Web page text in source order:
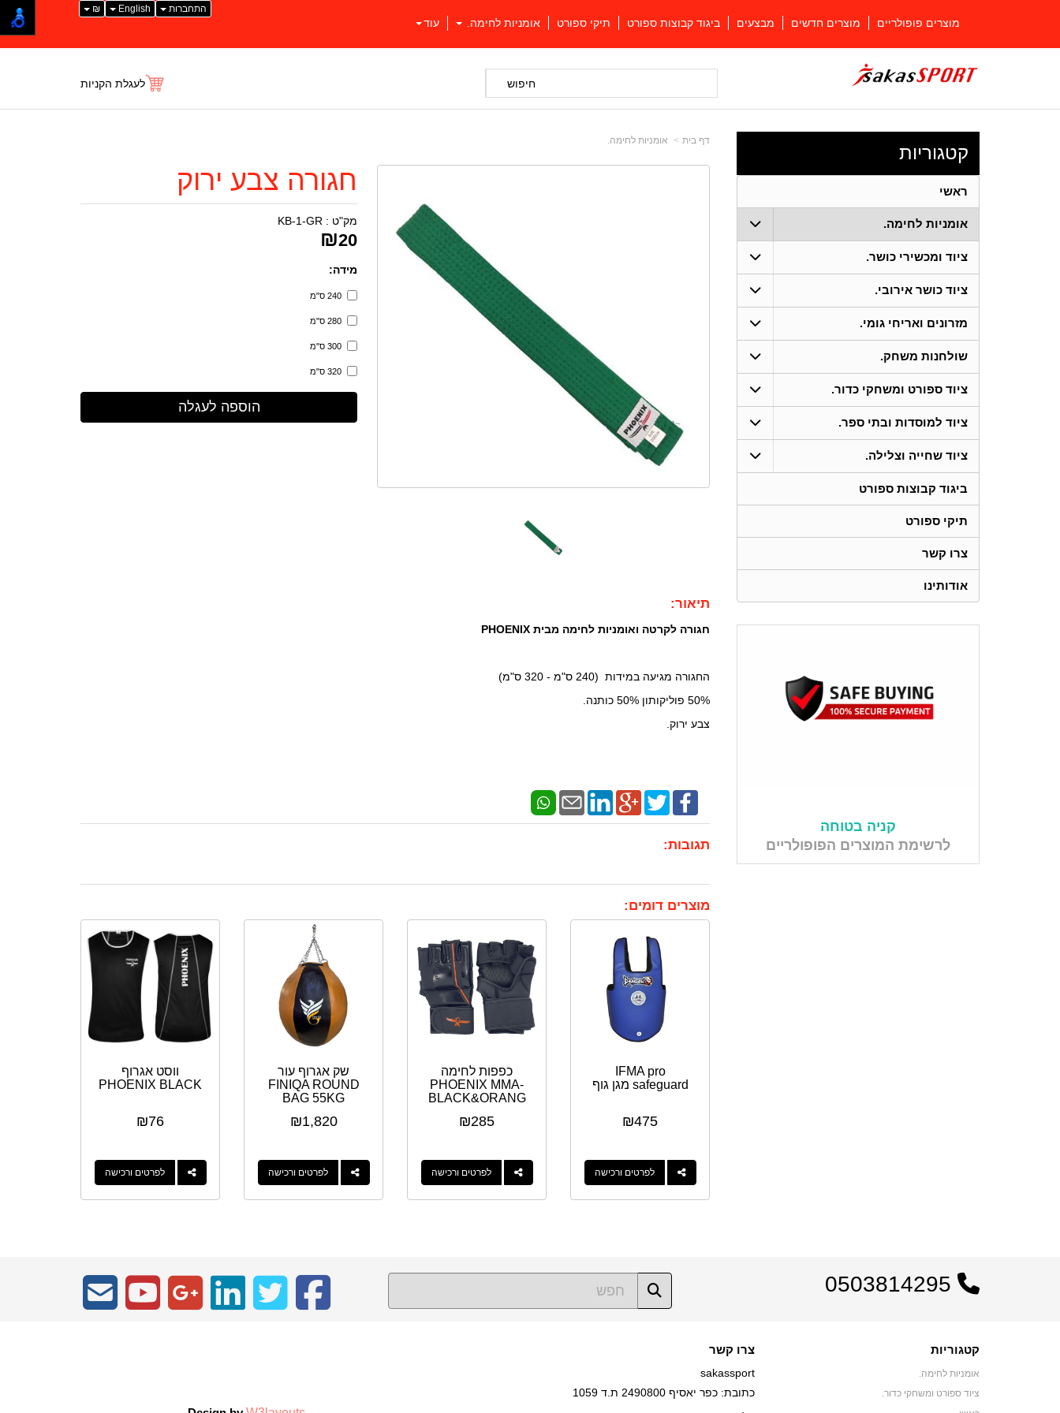
התחברות English
₪
מוצרים פופולריים מוצרים חדשים מבצעים ביגוד קבוצות ספורט תיקי ספורט אומניות לחימה. עוד
חיפוש לעגלת הקניות
דף בית אומניות לחימה.
חגורה צבע ירוק
מק"ט : KB-1-GR
₪20
מידה:
240 ס"מ
280 ס"מ
300 ס"מ
320 ס"מ
תיאור:
חגורה לקרטה ואומניות לחימה מבית PHOENIX
החגורה מגיעה במידות (240 ס"מ - 320 ס"מ)
50% פוליקותון 50% כותנה.
צבע ירוק.
תגובות:
מוצרים דומים:
IFMA pro
safeguard מגן גוף
₪475
לפרטים ורכישה
כפפות לחימה
PHOENIX MMA-
BLACK&ORANG
₪285
לפרטים ורכישה
שק אגרוף עור
FINIQA ROUND
BAG 55KG
₪1,820
לפרטים ורכישה
ווסט אגרוף
PHOENIX BLACK
₪76
לפרטים ורכישה
קטגוריות
ראשי
אומניות לחימה.
ציוד ומכשירי כושר.
ציוד כושר אירובי.
מזרונים ואריחי גומי.
שולחנות משחק.
ציוד ספורט ומשחקי כדור.
ציוד למוסדות ובתי ספר.
ציוד שחייה וצלילה.
ביגוד קבוצות ספורט
תיקי ספורט
צרו קשר
אודותינו
קניה בטוחה
לרשימת המוצרים הפופולריים
קטגוריות
אומניות לחימה.
ציוד ספורט ומשחקי כדור.
צרו קשר
sakassport
כתובת: כפר יאסיף 2490800 ת.ד 1059